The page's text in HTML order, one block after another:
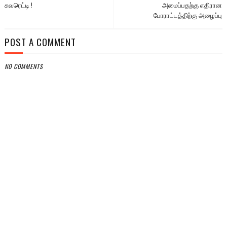
அமைப்பதற்கு எதிரான
போராட்டத்திற்கு அழைப்பு
சுவரெட்டி !
POST A COMMENT
NO COMMENTS